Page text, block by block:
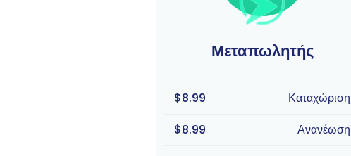
Μεταπωλητής
$8.99
Καταχώριση
$8.99
Ανανέωση